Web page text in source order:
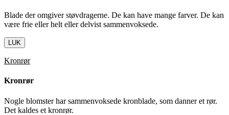
Blade der omgiver støvdragerne. De kan have mange farver. De kan
være frie eller helt eller delvist sammenvoksede.
LUK
Kronrør
Kronrør
Nogle blomster har sammenvoksede kronblade, som danner et rør.
Det kaldes et kronrør.